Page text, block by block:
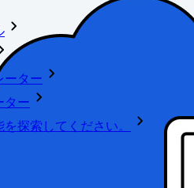
ーター
ター
探索してください。